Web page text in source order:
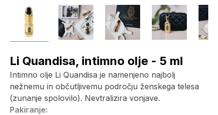
Li Quandisa, intimno olje - 5 ml
Intimno olje Li Quandisa je namenjeno najbolj
nežnemu in občutljivemu področju ženskega telesa
(zunanje spolovilo). Nevtralizira vonjave.
Pakiranje: